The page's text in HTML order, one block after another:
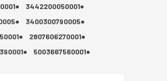
3442200050001●
3400300790005●
2807606270001●
5003667560001●